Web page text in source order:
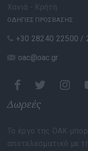
Χανιά - Κρήτη
ΟΔΗΓΙΕΣ ΠΡΟΣΒΑΣΗΣ
+30 28240 22500 /
oac@oac.gr
Δωρεές
Το έργο της ΟΑΚ
αποτελεσματικό με